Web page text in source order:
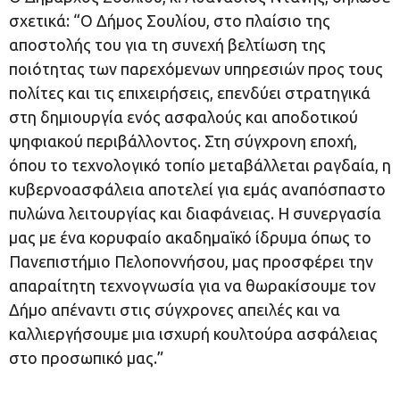
σχετικά: “Ο Δήμος Σουλίου, στο πλαίσιο της
αποστολής του για τη συνεχή βελτίωση της
ποιότητας των παρεχόμενων υπηρεσιών προς τους
πολίτες και τις επιχειρήσεις, επενδύει στρατηγικά
στη δημιουργία ενός ασφαλούς και αποδοτικού
ψηφιακού περιβάλλοντος. Στη σύγχρονη εποχή,
όπου το τεχνολογικό τοπίο μεταβάλλεται ραγδαία, η
κυβερνοασφάλεια αποτελεί για εμάς αναπόσπαστο
πυλώνα λειτουργίας και διαφάνειας. Η συνεργασία
μας με ένα κορυφαίο ακαδημαϊκό ίδρυμα όπως το
Πανεπιστήμιο Πελοποννήσου, μας προσφέρει την
απαραίτητη τεχνογνωσία για να θωρακίσουμε τον
Δήμο απέναντι στις σύγχρονες απειλές και να
καλλιεργήσουμε μια ισχυρή κουλτούρα ασφάλειας
στο προσωπικό μας.”